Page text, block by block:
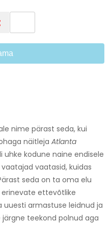
nime pärast seda, kui
näitleja Atlanta
uhke kodune naine endisele
vaatajad vaatasid, kuidas
seda on ta oma elu
erinevate ettevõtlike
armastuse leidnud ja
teekond polnud aga